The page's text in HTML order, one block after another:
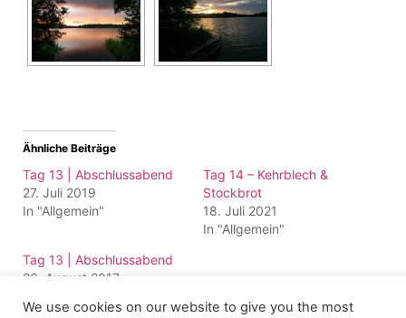
Ähnliche Beiträge
Tag 13 | Abschlussabend
27. Juli 2019
In "Allgemein"
Tag 14 – Kehrblech &
Stockbrot
18. Juli 2021
In "Allgemein"
Tag 13 | Abschlussabend
26. August 2017
We use cookies on our website to give you the most